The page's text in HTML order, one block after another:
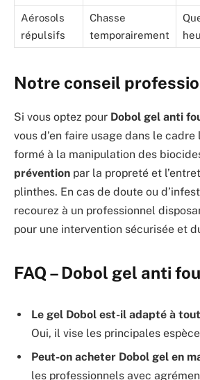
Aérosols
répulsifs
Chasse
temporairement
Notre conseil
Si vous optez pour Dobol gel anti
vous d’en faire usage dans le cadre
formé à la manipulation des
prévention par la propreté et
plinthes. En cas de doute ou
recourez à un professionnel
pour une intervention sécurisée et
FAQ – Dobol gel anti
Le gel Dobol est-il adapté à
Oui, il vise les principales
Peut-on acheter Dobol gel en
les professionnels avec